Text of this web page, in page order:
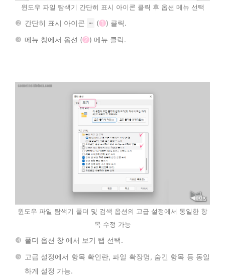
윈도우 파일 탐색기 간단히 표시 아이콘 클릭 후 옵션 메뉴 선택
간단히 표시 아이콘 ⵈ ( 1 ) 클릭.
메뉴 창에서 옵션 ( 2 ) 메뉴 클릭.
윈도우 파일 탐색기 폴더 및 검색 옵션의 고급 설정에서 동일한 항
목 수정 가능
폴더 옵션 창 에서 보기 탭 선택.
고급 설정에서 항목 확인란, 파일 확장명, 숨긴 항목 등 동일
하게 설정 가능.